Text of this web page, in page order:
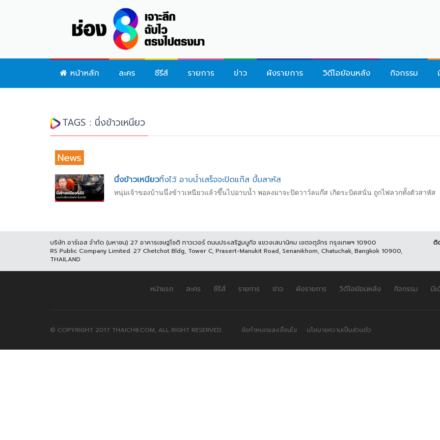
หน้าหลัก ละคร ซีรีส์ รายการ ข่าว ผังรายการ วิดีโอย้อนหลัง กิจกรรม
TAGS : นึ่งข้าวเหนียว
News
นึ่งข้าวเหนียวทิ้งไว้ อาบน้ำเสร็จจะปิดแก๊ส บึ้มสาหัส
หนุ่มเจ้าของบ้านนึ่งข้าวเหนียวแล้วขึ้นไปอาบน้ำ พอลงมาจะปิดวาว์ลแก๊ส เกิดระบิดสนั่น ถูกไฟลวกทั้งตัวสาหัส
บริษัท อาร์เอส จำกัด (มหาชน) 27 อาคารเชษฐโชติ ทาวเวอร์ ถนนประเสริฐมนูกิจ แขวงเสนานิคม เขตจตุจักร กรุงเทพฯ 10900
RS Public Company Limited. 27 Chetchot Bldg, Tower C, Prasert-Manukit Road, Senanikhom, Chatuchak, Bangkok 10900,
THAILAND
ติ
หน้าแรก ละคร ซีรีส์ รายการ ข่าว ผังรายการ วิดีโอย้อนหลัง กิจกรรม มี
© COPYRIGHT 2017 THAICH8.COM, ALL RIGHT RESERVED. ข้อกำหนดและเงื่อนไข นโยบายความเป็นส่วนตัว